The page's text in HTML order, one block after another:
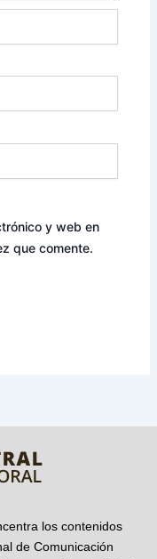
y web en
que comente.
los contenidos
de Comunicación